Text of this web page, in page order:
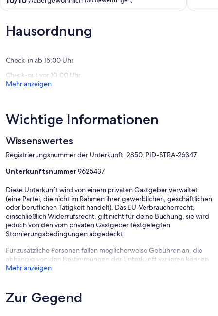
Please note in our terms and conditions of stay that there are
von
Außergewöhnlich,
(56
Hausordnung
Check-in ab 15:00 Uhr
Check-out vor 10:00 Uhr
Mehr anzeigen
Wichtige Informationen
Wissenswertes
Registrierungsnummer der Unterkunft: 2850, PID-STRA-26347
Unterkunftsnummer9625437
Diese Unterkunft wird von einem privaten Gastgeber verwaltet
(eine Partei, die nicht im Rahmen ihrer gewerblichen, geschäftlichen
oder beruflichen Tätigkeit handelt). Das EU-Verbraucherrecht,
einschließlich Widerrufsrecht, gilt nicht für deine Buchung, sie wird
jedoch von den vom privaten Gastgeber festgelegten
Stornierungsbedingungen abgedeckt.
Für zusätzliche Personen fallen möglicherweise Gebühren an, die
abhängig von den Bestimmungen der Unterkunft variieren können.
Mehr anzeigen
Zur Gegend